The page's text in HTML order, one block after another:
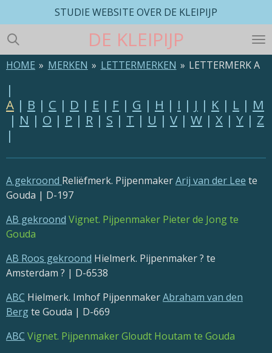
direct
naar
de
hoofdinhoud
DE KLEIPIJP
STUDIE WEBSITE OVER DE KLEIPIJP
HOME » MERKEN » LETTERMERKEN » LETTERMERK A
|
A | B | C | D | E | F | G | H | I | J | K | L | M
| N | O | P | R | S | T | U | V | W | X | Y | Z
|
A gekroond Reliëfmerk. PijpenmakerArij van der Lee te
Gouda | D-197
AB gekroond Vignet. Pijpenmaker Pieter de Jong te
Gouda
AB Roos gekroond Hielmerk. Pijpenmaker ? te
Amsterdam ? | D-6538
ABC Hielmerk. Imhof PijpenmakerAbraham van den
Bergte Gouda | D-669
ABC Vignet. Pijpenmaker Gloudt Houtam te Gouda